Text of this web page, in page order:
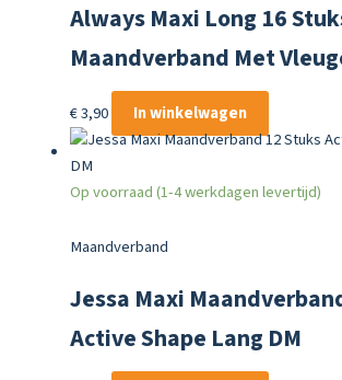
Always Maxi Long 16
Maandverband Met
€3,90 In winkelwagen
Op voorraad (1-4 werkdagen levertijd)
Maandverband
Jessa Maxi
Active Shape Lang DM